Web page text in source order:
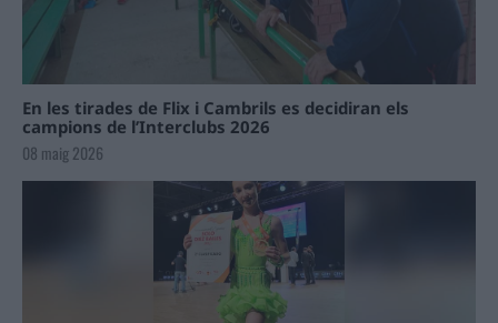
En les tirades de Flix i Cambrils es decidiran els
campions de l’Interclubs 2026
08 maig 2026